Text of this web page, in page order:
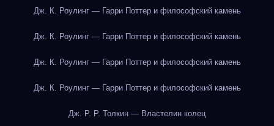
Дж. К. Роулинг — Гарри Поттер и философский камень
Дж. К. Роулинг — Гарри Поттер и философский камень
Дж. К. Роулинг — Гарри Поттер и философский камень
Дж. К. Роулинг — Гарри Поттер и философский камень
Дж. Р. Р. Толкин — Властелин колец